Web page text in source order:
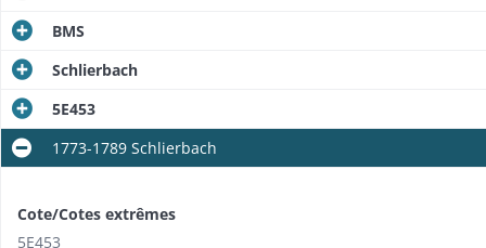
BMS
Schlierbach
5E453
1773-1789 Schlierbach
Cote/Cotes extrêmes
5E453